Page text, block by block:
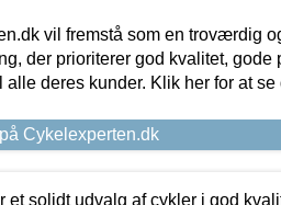
vil fremstå som en troværdig
der prioriterer god kvalitet, gode
alle deres kunder. Klik her for at se
Cykelexperten.dk
et solidt udvalg af cykler i god